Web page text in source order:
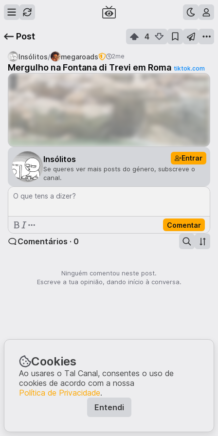
Post 4
Insólitos/ megaroads 2me
Mergulho na Fontana di Trevi em Roma tiktok.com
Insólitos Entrar
Se queres ver mais posts do género, subscreve o
canal.
O que tens a dizer?
Comentar
Comentários · 0
Ninguém comentou neste post.
Escreve a tua opinião, dando início à conversa.
Cookies
Ao usares o Tal Canal, consentes o uso de
cookies de acordo com a nossa
Política de Privacidade.
Entendi